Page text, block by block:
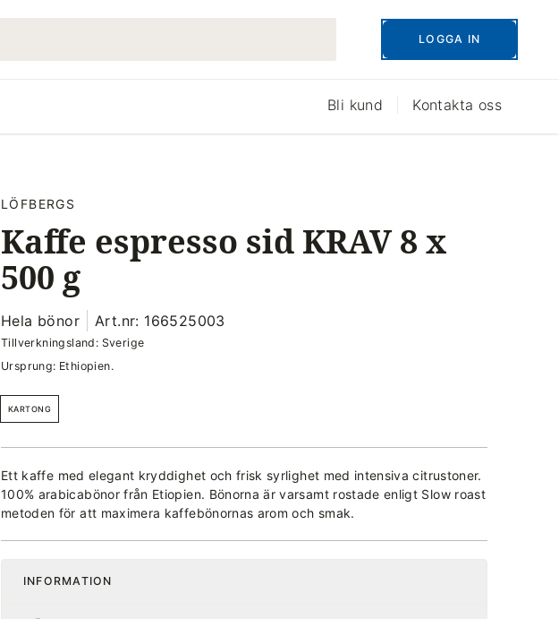
LOGGA IN
Bli kund Kontakta oss
LÖFBERGS
Kaffe espresso sid KRAV 8 x
500 g
Hela bönor Art.nr: 166525003
Tillverkningsland: Sverige
Ursprung: Ethiopien.
KARTONG
Ett kaffe med elegant kryddighet och frisk syrlighet med intensiva citrustoner.
100% arabicabönor från Etiopien. Bönorna är varsamt rostade enligt Slow roast
metoden för att maximera kaffebönornas arom och smak.
INFORMATION